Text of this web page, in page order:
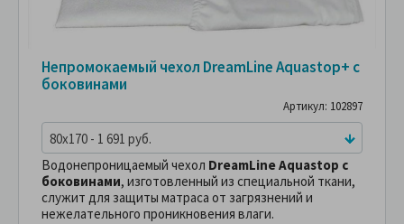
Непромокаемый чехол DreamLine Aquastop+ с
боковинами
Артикул: 102897
80x170 - 1 691 руб.
Водонепроницаемый чехол DreamLine Aquastop с
боковинами, изготовленный из специальной ткани,
служит для защиты матраса от загрязнений и
нежелательного проникновения влаги.